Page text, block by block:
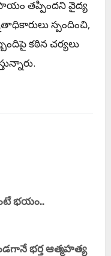
తప్పిందని వైద్య
స్పందించి,
కఠిన చర్యలు
భయం..
భర్త ఆత్మహత్య